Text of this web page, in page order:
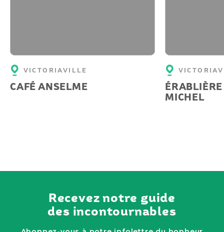
VICTORIAVILLE
CAFÉ ANSELME
MICHEL
Recevez notre guide
des incontournables